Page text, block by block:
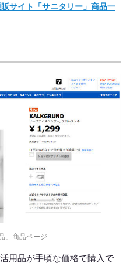
サイト「サニタリー」商品一
」商品ページ
用品が手頃な価格で購入で